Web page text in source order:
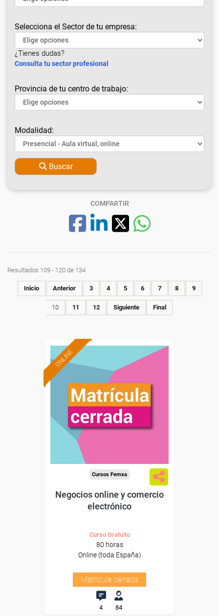
Selecciona el Sector de tu empresa:
¿Tienes dudas?
Consulta tu sector profesional
Provincia de tu centro de trabajo:
Modalidad:
Buscar
COMPARTIR
Resultados 109 - 120 de 134
Inicio Anterior 3 4 5 6 7 8 9
10 11 12 Siguiente Final
ONLINE
Cursos Femxa
Negocios online y comercio
electrónico
Curso Gratuito
80 horas
Online (toda España)
Matrícula cerrada
4 84